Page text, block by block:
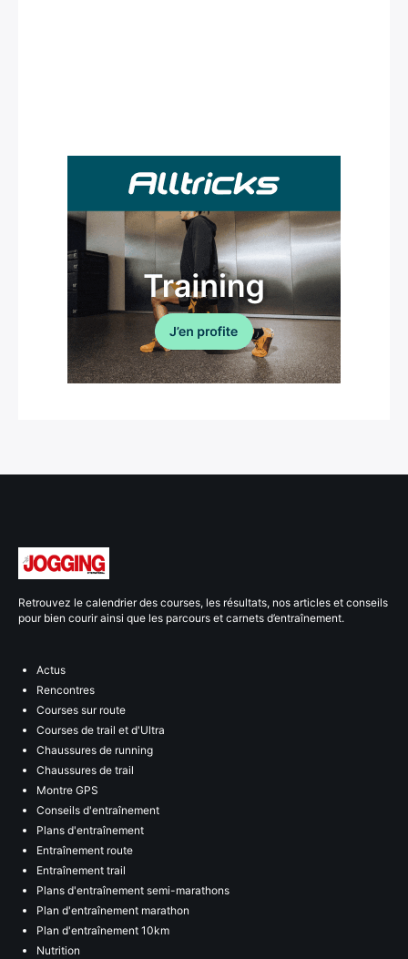
Retrouvez le calendrier des courses, les résultats, nos articles et conseils
pour bien courir ainsi que les parcours et carnets d’entraînement.
Actus
Rencontres
Courses sur route
Courses de trail et d'Ultra
Chaussures de running
Chaussures de trail
Montre GPS
Conseils d'entraînement
Plans d'entraînement
Entraînement route
Entraînement trail
Plans d'entraînement semi-marathons
Plan d'entraînement marathon
Plan d'entraînement 10km
Nutrition